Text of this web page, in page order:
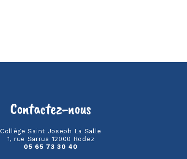
Contactez-nous
Collège Saint Joseph La Salle
1, rue Sarrus 12000 Rodez
05 65 73 30 40